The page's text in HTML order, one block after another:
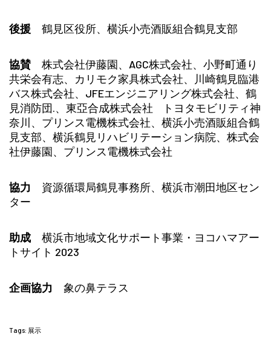
後援 鶴見区役所、横浜小売酒販組合鶴見支部
協賛 株式会社伊藤園、AGC株式会社、小野町通り
共栄会有志、カリモク家具株式会社、川崎鶴見臨港
バス株式会社、JFEエンジニアリング株式会社、鶴
見消防団.、東亞合成株式会社 トヨタモビリティ神
奈川、プリンス電機株式会社、横浜小売酒販組合鶴
見支部、横浜鶴見リハビリテーション病院、株式会
社伊藤園、プリンス電機株式会社
協力 資源循環局鶴見事務所、横浜市潮田地区セン
ター
助成 横浜市地域文化サポート事業・ヨコハマアー
トサイト 2023
企画協力 象の鼻テラス
Tags: 展示